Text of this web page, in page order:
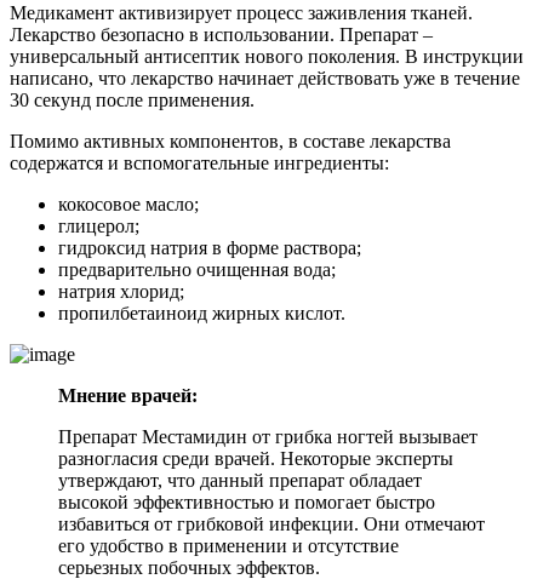
Медикамент активизирует процесс заживления тканей.
Лекарство безопасно в использовании. Препарат –
универсальный антисептик нового поколения. В инструкции
написано, что лекарство начинает действовать уже в течение
30 секунд после применения.
Помимо активных компонентов, в составе лекарства
содержатся и вспомогательные ингредиенты:
кокосовое масло;
глицерол;
гидроксид натрия в форме раствора;
предварительно очищенная вода;
натрия хлорид;
пропилбетаиноид жирных кислот.
Мнение врачей:
Препарат Местамидин от грибка ногтей вызывает
разногласия среди врачей. Некоторые эксперты
утверждают, что данный препарат обладает
высокой эффективностью и помогает быстро
избавиться от грибковой инфекции. Они отмечают
его удобство в применении и отсутствие
серьезных побочных эффектов.